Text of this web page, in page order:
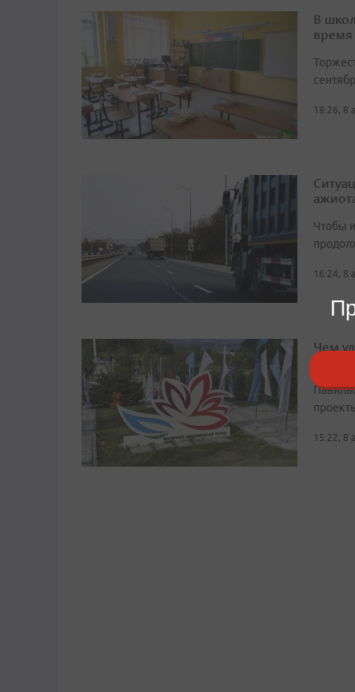
В
18:26, 8
Чтобы
16:24, 8
Чем
15:22, 8